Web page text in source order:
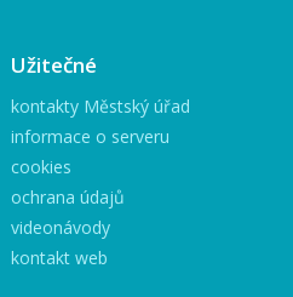
Užitečné
kontakty Městský úřad
informace o serveru
cookies
ochrana údajů
videonávody
kontakt web